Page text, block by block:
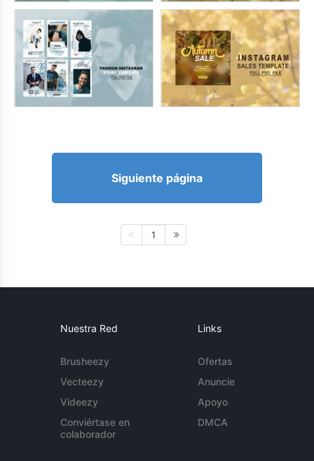
Siguiente página
1
Nuestra Red
Brusheezy
Vecteezy
Videezy
Conviértase en
colaborador
Links
Ofertas
Anuncie
Apoyo
DMCA